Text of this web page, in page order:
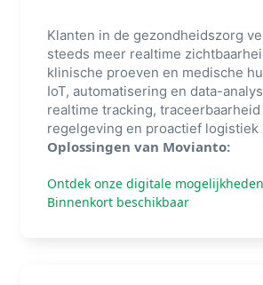
Klanten in de gezondheidszorg
steeds meer realtime
klinische proeven en medische
IoT, automatisering en data-
realtime tracking,
regelgeving en proactief logistiek
Oplossingen van Movianto:
Ontdek onze digitale
Binnenkort beschikbaar